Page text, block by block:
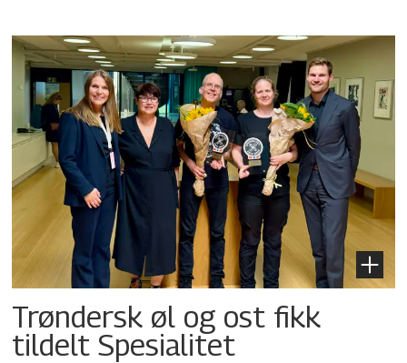
Trøndersk øl og ost fikk
tildelt Spesialitet